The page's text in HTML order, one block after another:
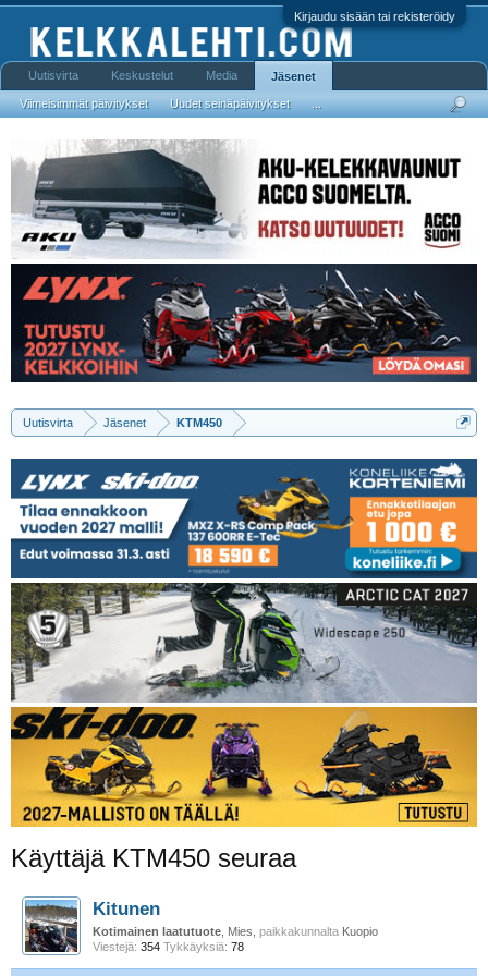
Kirjaudu sisään tai rekisteröidy
Uutisvirta Jäsenet KTM450
Käyttäjä KTM450 seuraa
Kitunen
Kotimainen laatutuote , Mies, paikkakunnalta Kuopio
Viestejä: 354 Tykkäyksiä: 78
Uutisvirta Keskustelut Media Jäsenet
Viimeisimmät päivitykset Uudet seinäpäivitykset